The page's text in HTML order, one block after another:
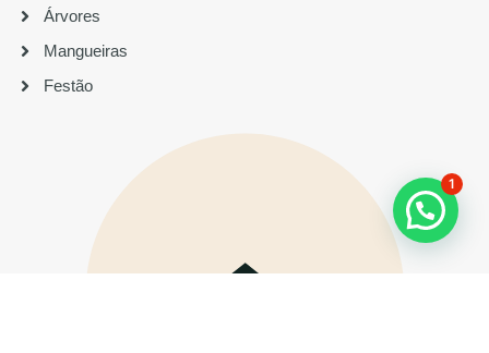
Árvores
Mangueiras
Festão
1